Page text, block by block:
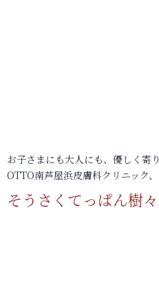
お子さまにも大人にも、優しく寄
OTTO南芦屋浜皮膚科クリニック、
そうさくてっぱん樹々